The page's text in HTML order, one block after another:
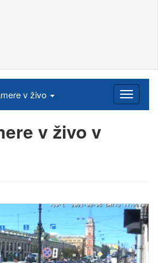
v živo
v živo v